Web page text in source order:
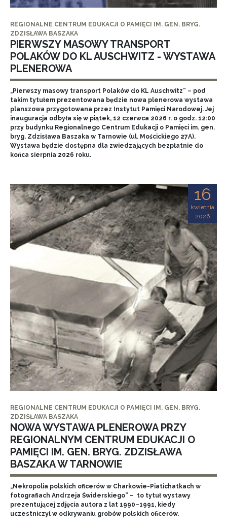
REGIONALNE CENTRUM EDUKACJI O PAMIĘCI IM. GEN. BRYG.
ZDZISŁAWA BASZAKA
PIERWSZY MASOWY TRANSPORT
POLAKÓW DO KL AUSCHWITZ - WYSTAWA
PLENEROWA
„Pierwszy masowy transport Polaków do KL Auschwitz” – pod
takim tytułem prezentowana będzie nowa plenerowa wystawa
planszowa przygotowana przez Instytut Pamięci Narodowej. Jej
inauguracja odbyła się w piątek, 12 czerwca 2026 r. o godz. 12:00
przy budynku Regionalnego Centrum Edukacji o Pamięci im. gen.
bryg. Zdzisława Baszaka w Tarnowie (ul. Mościckiego 27A).
Wystawa będzie dostępna dla zwiedzających bezpłatnie do
końca sierpnia 2026 roku.
16
kwietnia
2026
REGIONALNE CENTRUM EDUKACJI O PAMIĘCI IM. GEN. BRYG.
ZDZISŁAWA BASZAKA
NOWA WYSTAWA PLENEROWA PRZY
REGIONALNYM CENTRUM EDUKACJI O
PAMIĘCI IM. GEN. BRYG. ZDZISŁAWA
BASZAKA W TARNOWIE
„Nekropolia polskich oficerów w Charkowie-Piatichatkach w
fotografiach Andrzeja Świderskiego” – to tytuł wystawy
prezentującej zdjęcia autora z lat 1990–1991, kiedy
uczestniczył w odkrywaniu grobów polskich oficerów.